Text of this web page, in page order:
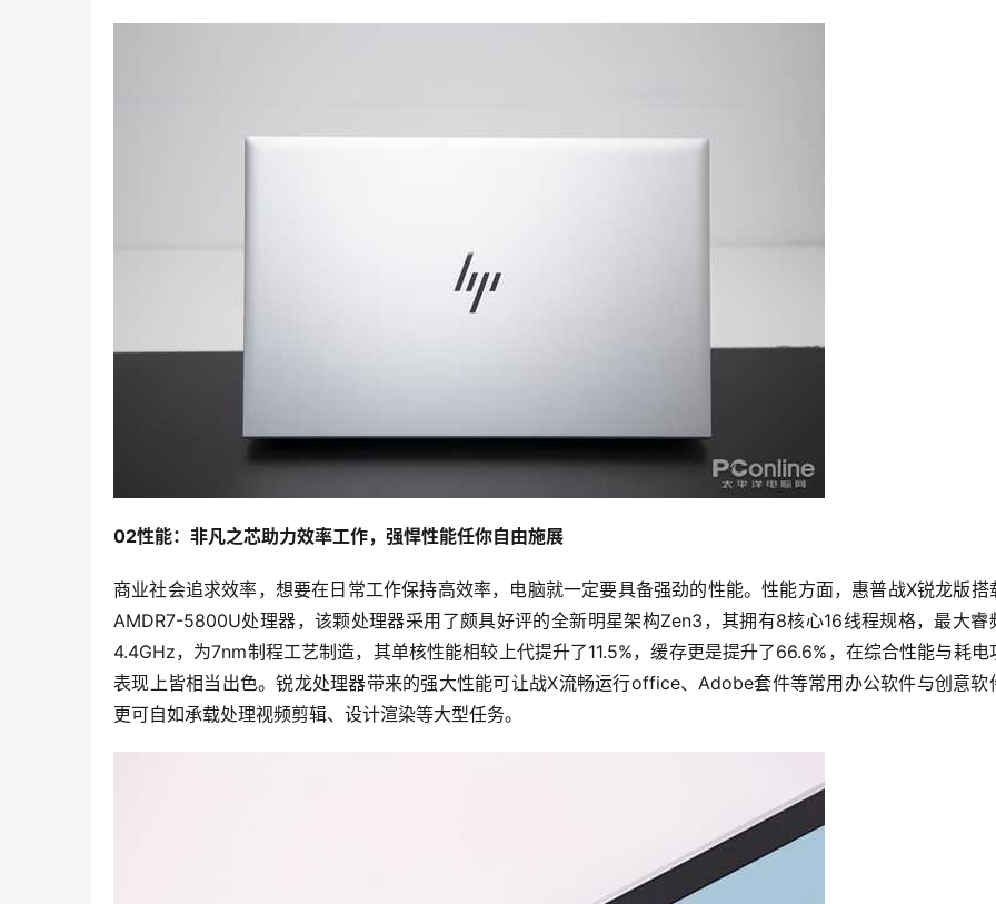
02性能：非凡之芯助力效率工作，强悍性能任你自由施展
商业社会追求效率，想要在日常工作保持高效率，电脑就一定要具备强劲的性能。性能方面，惠普战X锐龙版搭
AMDR7-5800U处理器，该颗处理器采用了颇具好评的全新明星架构Zen3，其拥有8核心16线程规格，最大睿
4.4GHz，为7nm制程工艺制造，其单核性能相较上代提升了11.5%，缓存更是提升了66.6%，在综合性能与耗电
表现上皆相当出色。锐龙处理器带来的强大性能可让战X流畅运行office、Adobe套件等常用办公软件与创意软
更可自如承载处理视频剪辑、设计渲染等大型任务。